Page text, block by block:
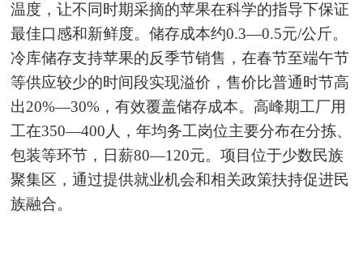
温度，让不同时期采摘的苹果在科学的指导下保证
最佳口感和新鲜度。储存成本约0.3—0.5元/公斤。
冷库储存支持苹果的反季节销售，在春节至端午节
等供应较少的时间段实现溢价，售价比普通时节高
出20%—30%，有效覆盖储存成本。高峰期工厂用
工在350—400人，年均务工岗位主要分布在分拣、
包装等环节，日薪80—120元。项目位于少数民族
聚集区，通过提供就业机会和相关政策扶持促进民
族融合。